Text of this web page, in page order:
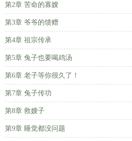
第2章 苦命的寡嫂
第3章 爷爷的馈赠
第4章 祖宗传承
第5章 兔子也要喝鸡汤
第6章 老子等你很久了！
第7章 兔子传功
第8章 救嫂子
第9章 睡觉都没问题